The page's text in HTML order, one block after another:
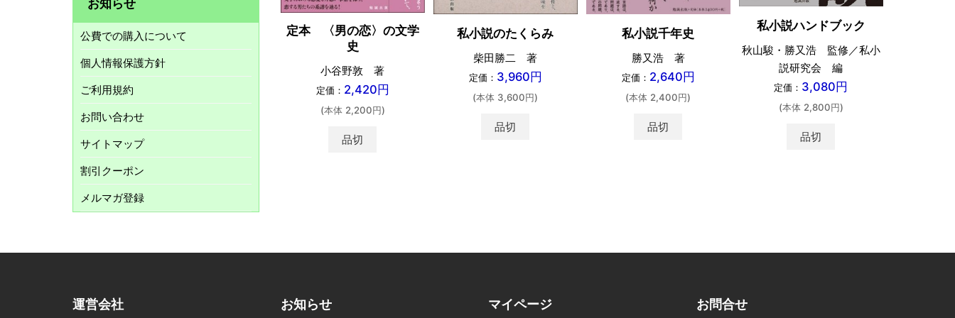
定本 〈男の恋〉の文学
史
小谷野敦 著
定価： 2,420円
(本体 2,200円)
品切
私小説のたくらみ
柴田勝二 著
定価： 3,960円
(本体 3,600円)
品切
私小説千年史
勝又浩 著
定価： 2,640円
(本体 2,400円)
品切
私小説ハンドブック
秋山駿・勝又浩 監修／私小
説研究会 編
定価： 3,080円
(本体 2,800円)
品切
公費での購入について
個人情報保護方針
ご利用規約
お問い合わせ
サイトマップ
割引クーポン
メルマガ登録
運営会社 お知らせ マイページ お問合せ